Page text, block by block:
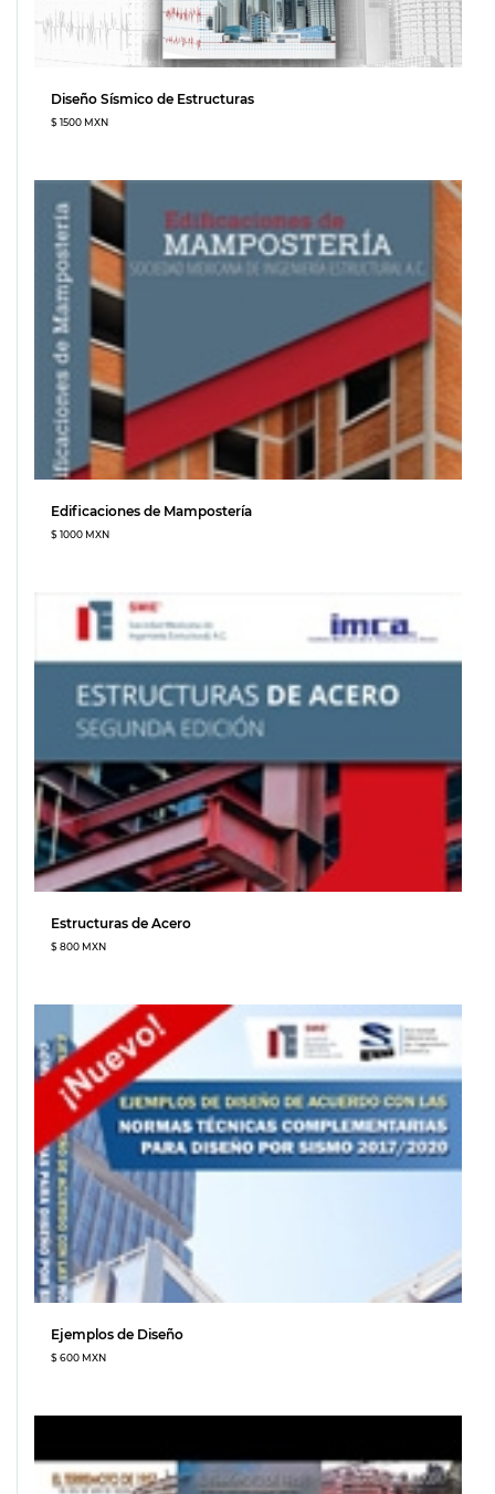
Diseño Sísmico de Estructuras
$ 1500 MXN
Edificaciones de Mampostería
$ 1000 MXN
Estructuras de Acero
$ 800 MXN
Ejemplos de Diseño
$ 600 MXN